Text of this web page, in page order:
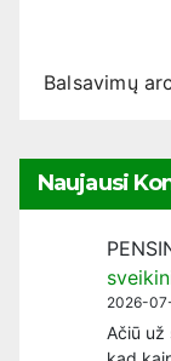
Balsavimų
Naujausi
2026-
Ačiū už